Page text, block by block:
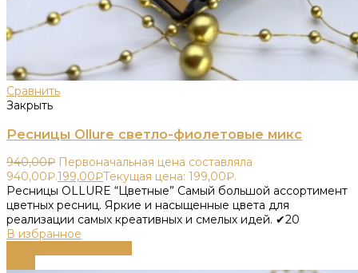
Сравнить
Закрыть
Ресницы Ollure светло-фиолетовые микс
940,00₽ Первоначальная цена составляла
940,00₽.199,00₽Текущая цена: 199,00₽.
Ресницы OLLURE “Цветные” Самый большой ассортимент
цветных ресниц. Яркие и насыщенные цвета для
реализации самых креативных и смелых идей. ✔20
В избранное